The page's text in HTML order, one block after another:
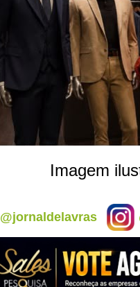
Imagem
@jornaldelavras